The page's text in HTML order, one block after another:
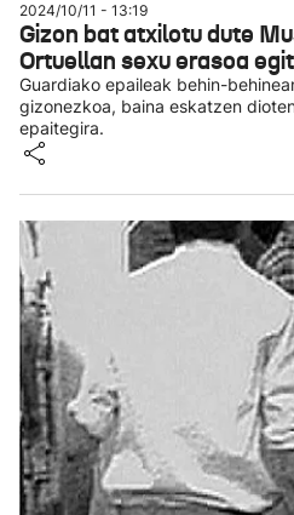
2024/10/11 - 13:19
Gizon bat atxilotu dute
Ortuellan sexu erasoa
Guardiako epaileak behin-
gizonezkoa, baina eskatzen
epaitegira.